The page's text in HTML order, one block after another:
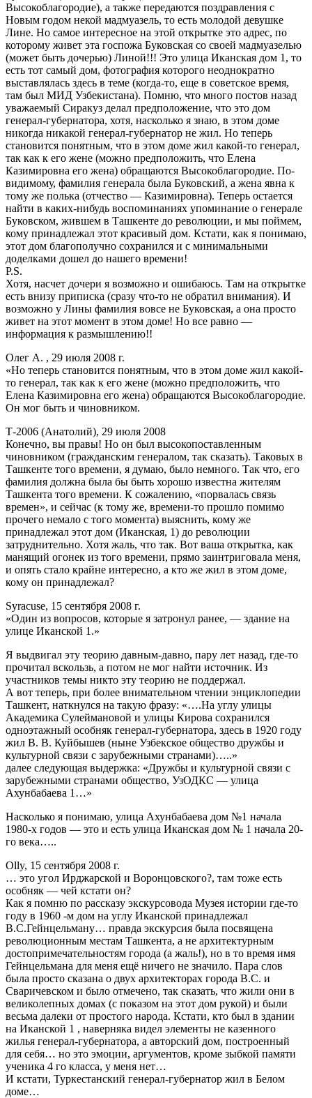
Высокоблагородие), а также передаются поздравления с
Новым годом некой мадмуазель, то есть молодой девушке
Лине. Но самое интересное на этой открытке это адрес, по
которому живет эта госпожа Буковская со своей мадмуазелью
(может быть дочерью) Линой!!! Это улица Иканская дом 1, то
есть тот самый дом, фотография которого неоднократно
выставлялась здесь в теме (когда-то, еще в советское время,
там был МИД Узбекистана). Помню, что много постов назад
уважаемый Сиракуз делал предположение, что это дом
генерал-губернатора, хотя, насколько я знаю, в этом доме
никогда никакой генерал-губернатор не жил. Но теперь
становится понятным, что в этом доме жил какой-то генерал,
так как к его жене (можно предположить, что Елена
Казимировна его жена) обращаются Высокоблагородие. По-
видимому, фамилия генерала была Буковский, а жена явна к
тому же полька (отчество — Казимировна). Теперь остается
найти в каких-нибудь воспоминаниях упоминание о генерале
Буковском, жившем в Ташкенте до революции, и мы поймем,
кому принадлежал этот красивый дом. Кстати, как я понимаю,
этот дом благополучно сохранился и с минимальными
доделками дошел до нашего времени!
P.S.
Хотя, насчет дочери я возможно и ошибаюсь. Там на открытке
есть внизу приписка (сразу что-то не обратил внимания). И
возможно у Лины фамилия вовсе не Буковская, а она просто
живет на этот момент в этом доме! Но все равно —
информация к размышлению!!
Олег А. , 29 июля 2008 г.
«Но теперь становится понятным, что в этом доме жил какой-
то генерал, так как к его жене (можно предположить, что
Елена Казимировна его жена) обращаются Высокоблагородие.
Он мог быть и чиновником.
Т-2006 (Анатолий), 29 июля 2008
Конечно, вы правы! Но он был высокопоставленным
чиновником (гражданским генералом, так сказать). Таковых в
Ташкенте того времени, я думаю, было немного. Так что, его
фамилия должна была бы быть хорошо известна жителям
Ташкента того времени. К сожалению, «порвалась связь
времен», и сейчас (к тому же, времени-то прошло помимо
прочего немало с того момента) выяснить, кому же
принадлежал этот дом (Иканская, 1) до революции
затруднительно. Хотя жаль, что так. Вот ваша открытка, как
манящий огонек из того времени, прямо заинтриговала меня,
и опять стало крайне интересно, а кто же жил в этом доме,
кому он принадлежал?
Syracuse, 15 сентября 2008 г.
«Один из вопросов, которые я затронул ранее, — здание на
улице Иканской 1.»
Я выдвигал эту теорию давным-давно, пару лет назад, где-то
прочитал вскользь, а потом не мог найти источник. Из
участников темы никто эту теорию не поддержал.
А вот теперь, при более внимательном чтении энциклопедии
Ташкент, наткнулся на такую фразу: «….На углу улицы
Академика Сулеймановой и улицы Кирова сохранился
одноэтажный особняк генерал-губернатора, здесь в 1920 году
жил В. В. Куйбышев (ныне Узбекское общество дружбы и
культурной связи с зарубежными странами)…..»
далее следующая выдержка: «Дружбы и культурной связи с
зарубежными странами общество, УзОДКС — улица
Ахунбабаева 1…»
Насколько я понимаю, улица Ахунбабаева дом №1 начала
1980-х годов — это и есть улица Иканская дом № 1 начала 20-
го века…..
Olly, 15 сентября 2008 г.
… это угол Ирджарской и Воронцовского?, там тоже есть
особняк — чей кстати он?
Как я помню по рассказу экскурсовода Музея истории где-то
году в 1960 -м дом на углу Иканской принадлежал
В.С.Гейнцельману… правда экскурсия была посвящена
революционным местам Ташкента, а не архитектурным
достопримечательностям города (а жаль!), но в то время имя
Гейнцельмана для меня ещё ничего не значило. Пара слов
была просто сказана о двух архитекторах города В.С. и
Сваричевском и было отмечено, так сказать, что жили они в
великолепных домах (с показом на этот дом рукой) и были
весьма далеки от простого народа. Кстати, кто был в здании
на Иканской 1 , наверняка видел элементы не казенного
жилья генерал-губернатора, а авторский дом, построенный
для себя… но это эмоции, аргументов, кроме зыбкой памяти
ученика 4 го класса, у меня нет…
И кстати, Туркестанский генерал-губернатор жил в Белом
доме…